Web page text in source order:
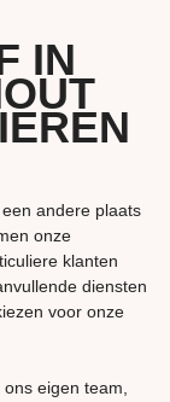
IN
andere plaats
onze
klanten
diensten
voor onze
eigen team,